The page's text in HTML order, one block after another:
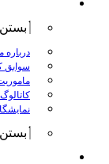
بستن
درباره
سوابق
کاتالوگ
بستن